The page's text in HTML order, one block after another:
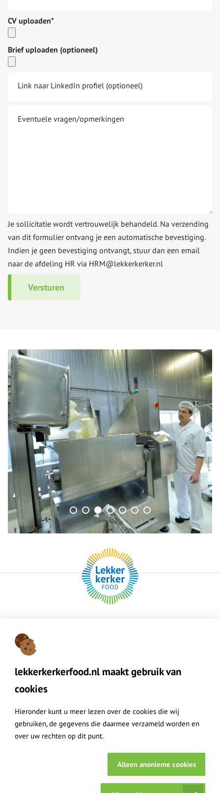
lekkerkerkerfood.nl maakt gebruik van
cookies
Hieronder kunt u meer lezen over de cookies die wij
gebruiken, de gegevens die daarmee verzameld worden en
over uw rechten op dit punt.
Alleen anonieme cookies
CV uploaden*
Brief uploaden (optioneel)
Link naar LinkedIn profiel (optioneel)
Eventuele vragen/opmerkingen
Je sollicitatie wordt vertrouwelijk behandeld. Na verzending
van dit formulier ontvang je een automatische bevestiging.
Indien je geen bevestiging ontvangt, stuur dan een email
naar de afdeling HR via HRM@lekkerkerker.nl
Versturen
customerservice@lekkerkerkerfood.nl
Industrieweg 13, 3411 MG Lopik | Postadres: Handelsweg
4, 3411 NZ Lopik
Lekkerkerker Food maakt onderdeel uit van de Lekkerkerker Group
Cookies Privacy Disclaimer Sitemap